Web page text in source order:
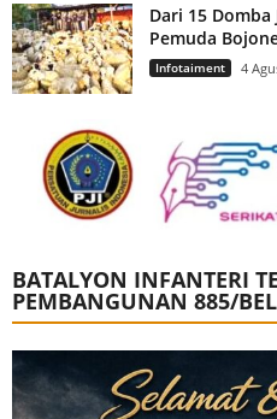
Dari 15 Domba
Pemuda
Infotaiment 4
BATALYON INFANTERI
PEMBANGUNAN 885/